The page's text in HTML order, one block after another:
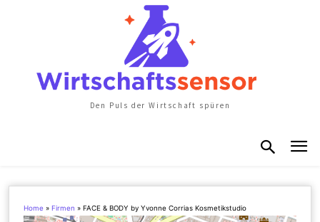
Den Puls der Wirtschaft spüren
Home » Firmen »FACE & BODY by Yvonne Corrias Kosmetikstudio